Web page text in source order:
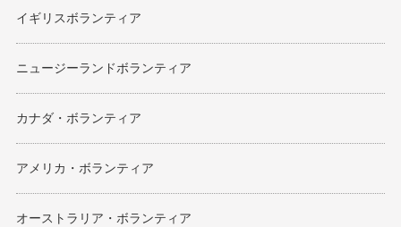
イギリスボランティア
ニュージーランドボランティア
カナダ・ボランティア
アメリカ・ボランティア
オーストラリア・ボランティア